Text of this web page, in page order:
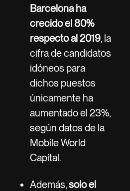
Barcelona ha
crecido el 80%
respecto al 2019, la
cifra de candidatos
idóneos para
dichos puestos
únicamente ha
aumentado el 23%,
según datos de la
Mobile World
Capital.
Además,solo el